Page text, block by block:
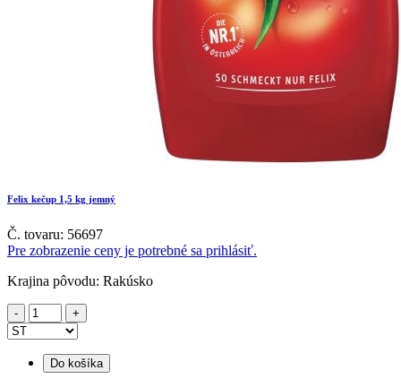
Felix kečup 1,5 kg jemný
Č. tovaru: 56697
Pre zobrazenie ceny je potrebné sa prihlásiť.
Krajina pôvodu: Rakúsko
Do košíka